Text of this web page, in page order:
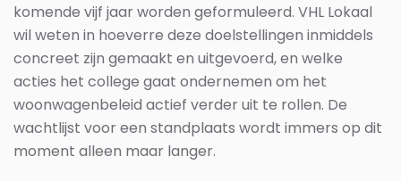
komende vijf jaar worden geformuleerd. VHL Lokaal
wil weten in hoeverre deze doelstellingen inmiddels
concreet zijn gemaakt en uitgevoerd, en welke
acties het college gaat ondernemen om het
woonwagenbeleid actief verder uit te rollen. De
wachtlijst voor een standplaats wordt immers op dit
moment alleen maar langer.